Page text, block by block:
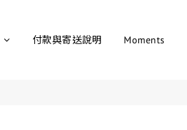
付款與寄送說明 Moments